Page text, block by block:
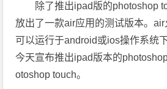
除了推出ipad版的photoshop
放出了一款air应用的测试版本。
可以运行于android或ios操作系统
今天宣布推出ipad版本的
otoshop touch。